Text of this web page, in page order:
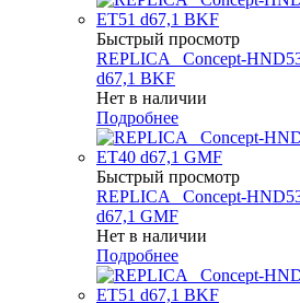
Быстрый просмотр
REPLICA _Concept-
d67,1 BKF
Нет в наличии
Подробнее
Быстрый просмотр
REPLICA _Concept-
d67,1 GMF
Нет в наличии
Подробнее